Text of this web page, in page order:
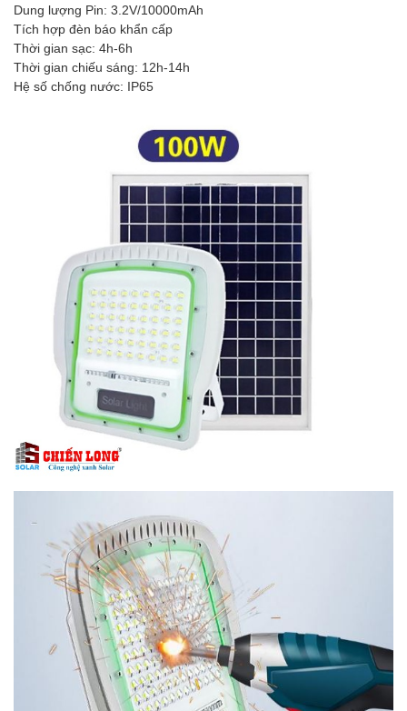
Dung lượng Pin: 3.2V/10000mAh
Tích hợp đèn báo khẩn cấp
Thời gian sạc: 4h-6h
Thời gian chiếu sáng: 12h-14h
Hệ số chống nước: IP65